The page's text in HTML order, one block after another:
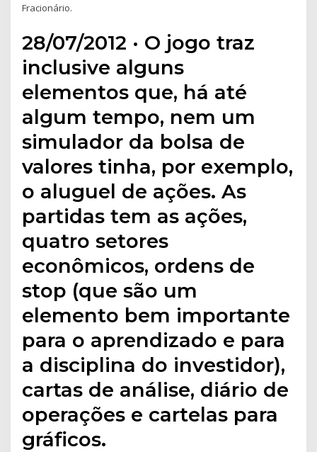
Fracionário.
28/07/2012 · O jogo traz
inclusive alguns
elementos que, há até
algum tempo, nem um
simulador da bolsa de
valores tinha, por exemplo,
o aluguel de ações. As
partidas tem as ações,
quatro setores
econômicos, ordens de
stop (que são um
elemento bem importante
para o aprendizado e para
a disciplina do investidor),
cartas de análise, diário de
operações e cartelas para
gráficos.